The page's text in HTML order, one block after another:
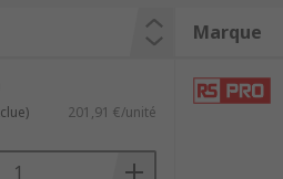
Marque
201,91 €/unité